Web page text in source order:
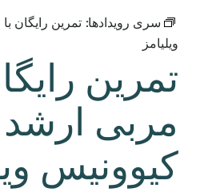
سری رویدادها: تمرین رایگان
ویلیامز
تمرین
مربی ارشد
کیوونیس